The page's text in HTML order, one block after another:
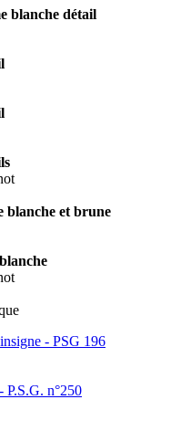
blanche détail
blanche et brune
- PSG 196
P.S.G. n°250